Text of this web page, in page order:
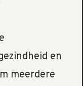
en
meerdere